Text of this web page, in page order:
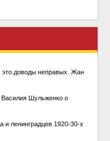
доводы неправых. Жан
Шульженко о
и ленинградцев 1920-30-х